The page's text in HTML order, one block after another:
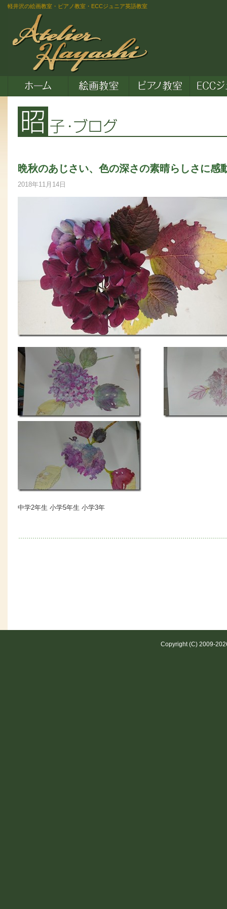
軽井沢の絵画教室・ピアノ教室・ECCジュニア英語教室
晩秋のあじさい、色の深さの素晴らしさに感
2018年11月14日
中学2年生 小学5年生 小学3年
Copyright (C) 2009-